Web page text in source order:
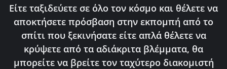
Είτε ταξιδεύετε σε όλο τον κόσμο και θέλετε να
αποκτήσετε πρόσβαση στην εκπομπή από το
σπίτι που ξεκινήσατε είτε απλά θέλετε να
κρύψετε από τα αδιάκριτα βλέμματα, θα
μπορείτε να βρείτε τον ταχύτερο διακομιστή